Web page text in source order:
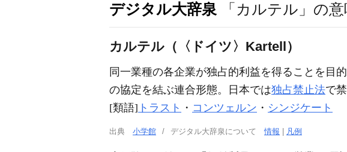
デジタル大辞泉 「カルテル」の
カルテル（〈ドイツ〉Kartell）
同一業種の各企業が独占的利益を得ることを目
の協定を結ぶ連合形態。日本では独占禁止法で
[類語] トラスト ・ コンツェルン ・ シンジケート
出典 小学館 デジタル大辞泉について情報 凡例